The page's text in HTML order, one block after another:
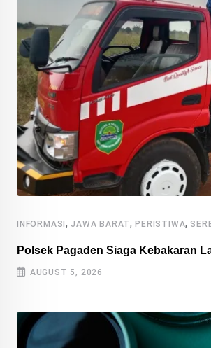
INFORMASI, JAWA BARAT,PERISTIWA,
Polsek Pagaden Siaga Kebakaran
AUGUST 5, 2026